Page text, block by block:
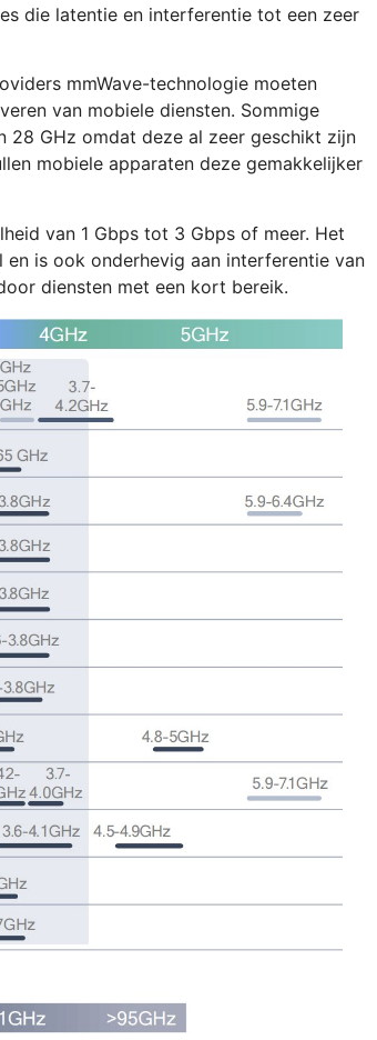
die latentie en interferentie tot een zeer
mmWave-technologie moeten
van mobiele diensten. Sommige
28 GHz omdat deze al zeer geschikt zijn
mobiele apparaten deze gemakkelijker
van 1 Gbps tot 3 Gbps of meer. Het
is ook onderhevig aan interferentie van
diensten met een kort bereik.